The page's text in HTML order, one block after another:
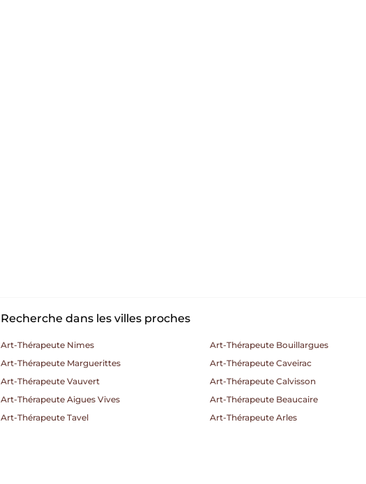
Recherche dans les villes proches
Art-Thérapeute Nimes
Art-Thérapeute Bouillargues
Art-Thérapeute Marguerittes
Art-Thérapeute Caveirac
Art-Thérapeute Vauvert
Art-Thérapeute Calvisson
Art-Thérapeute Aigues Vives
Art-Thérapeute Beaucaire
Art-Thérapeute Tavel
Art-Thérapeute Arles